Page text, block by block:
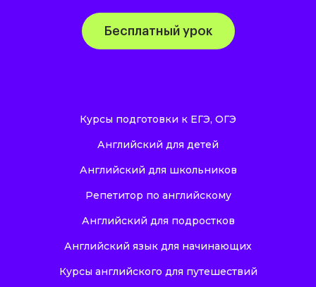
Бесплатный урок
Курсы подготовки к ЕГЭ, ОГЭ
Английский для детей
Английский для школьников
Репетитор по английскому
Английский для подростков
Английский язык для начинающих
Курсы английского для путешествий